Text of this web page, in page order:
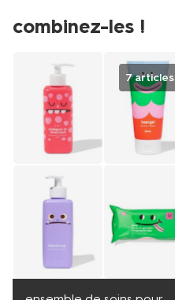
combinez-les !
7 articles